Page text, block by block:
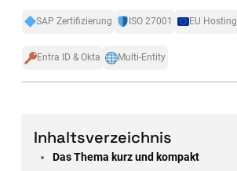
SAP Zertifizierung ISO 27001 EU Hosting
Entra ID & Okta Multi-Entity
Inhaltsverzeichnis
Das Thema kurz und kompakt